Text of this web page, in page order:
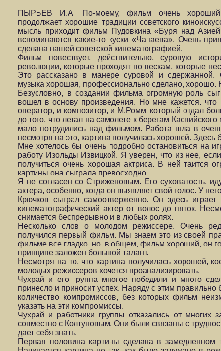
ПЫРЬЕВ И.А. По-моему, фильм очень хороший,
продолжает хорошие традиции советского
мысль приходит фильм Пудовкина «Буря над
вспоминаются какие-то куски «Чапаева». Очень
сделана нашей советской кинематографией.
Фильм повествует, действительно, суровую
революции, которые проходят по пескам, которые
Это рассказано в манере суровой и
музыка хорошая, профессионально сделано, хорошо.
Безусловно, в создании фильма огромную роль
вошел в основу произведения. Но мне кажется,
оператор, и композитор, и М.Ромм, который отдал
до того, что летал на самолете к берегам
мало потрудились над фильмом. Работа шла в
несмотря на это, картина получилась хорошей.
Мне хотелось бы очень подробно остановиться на
работу Изольды Извицкой. Я уверен, что из нее,
получиться очень хорошая актриса. В ней таится
картины она сыграла превосходно.
Я не согласен со Стриженовым. Его суховатость,
актера, особенно, когда он выявляет свой голос. У
Крючков сыграл самоотверженно. Он здесь
кинематографический актер от волос до пяток.
снимается беспрерывно и в любых ролях.
Несколько слов о молодом режиссере. Очень
получился первый фильм. Мы знаем это из своей
фильме все гладко, но, в общем, фильм хороший, он
принципе заложен большой талант.
Несмотря на то, что картина получилась хорошей,
молодых режиссеров хочется проанализировать.
Чухрай и его группа многое победили и много
принесло и приносит успех. Наряду с этим правильно
количество компромиссов, без которых фильм
указать на эти компромиссы.
Чухрай и работники группы отказались от многих
совместно с Колтуновым. Они были связаны с
дает себя знать.
Первая половина картины сделана в замедленном